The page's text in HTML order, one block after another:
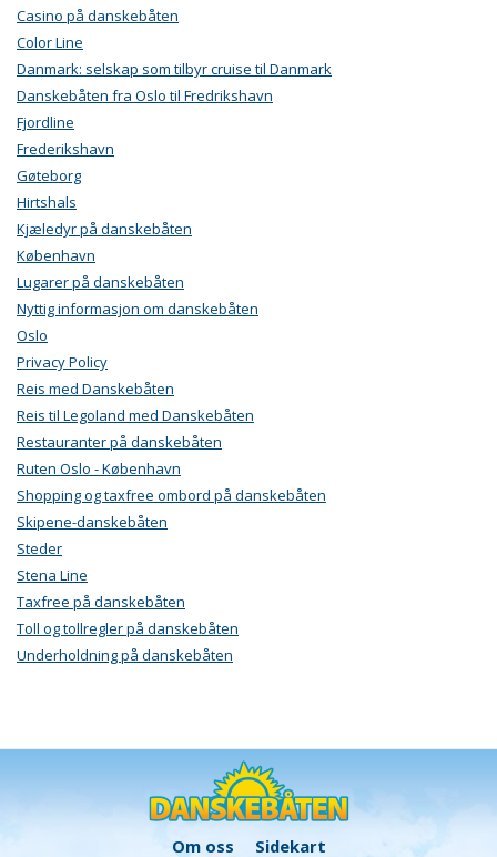
Casino på danskebåten
Color Line
Danmark: selskap som tilbyr cruise til Danmark
Danskebåten fra Oslo til Fredrikshavn
Fjordline
Frederikshavn
Gøteborg
Hirtshals
Kjæledyr på danskebåten
København
Lugarer på danskebåten
Nyttig informasjon om danskebåten
Oslo
Privacy Policy
Reis med Danskebåten
Reis til Legoland med Danskebåten
Restauranter på danskebåten
Ruten Oslo - København
Shopping og taxfree ombord på danskebåten
Skipene-danskebåten
Steder
Stena Line
Taxfree på danskebåten
Toll og tollregler på danskebåten
Underholdning på danskebåten
Om oss Sidekart